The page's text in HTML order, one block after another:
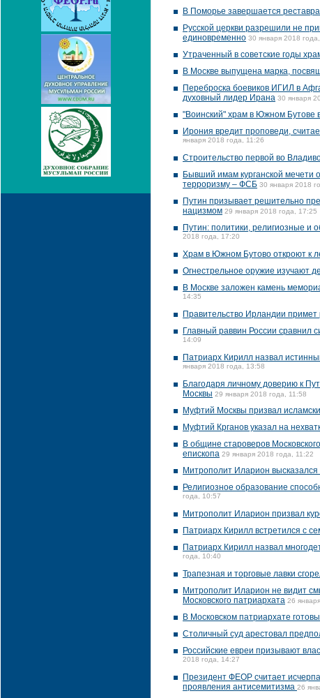
В Поморье завершается
Русской церкви разрешили не
единовременно 30 января 2018
Утраченный в советские годы
В Москве выпущена марка,
Переброска боевиков ИГИЛ в
духовный лидер Ирана 30 января
"Воинский" храм в Южном Бутове
Ирония вредит проповеди,
января 2018 года, 11:26
Строительство первой во
Бывший имам курганской мечети
терроризму – ФСБ 30 января 2018
Путин призывает решительно
нацизмом 29 января 2018 года, 17:25
Путин: политики, религиозные и
2018 года, 17:20
Храм в Южном Бутово откроют к
Огнестрельное оружие изучают
В Москве заложен камень
14:35
Правительство Ирландии
Главный раввин России сравнил
14:09
Патриарх Кирилл назвал
января 2018 года, 13:58
Благодаря личному доверию к
Москвы 29 января 2018 года, 11:58
Муфтий Москвы призвал
Муфтий Крганов указал на
В общине староверов
епископа 29 января 2018 года, 11:22
Митрополит Иларион высказался
Религиозное образование
года, 10:57
Митрополит Иларион призвал
Патриарх Кирилл встретился с
Патриарх Кирилл назвал
года, 10:40
Трапезная и торговые лавки
Митрополит Иларион не видит
Московского патриархата 26
В Московском патриархате
Столичный суд арестовал
Российские евреи призывают
2018 года, 14:27
Президент ФЕОР считает
проявления антисемитизма 26